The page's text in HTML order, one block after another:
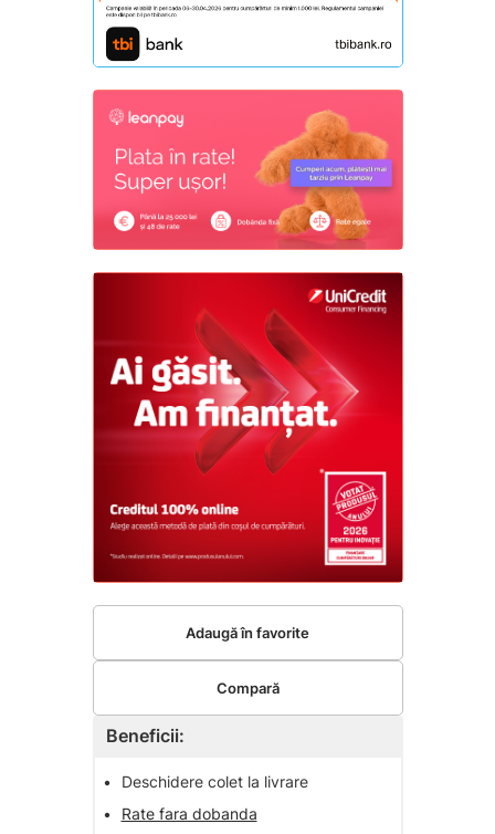
Beneficii:
•
Deschidere colet la livrare
•
Rate fara dobanda
Adaugă în favorite
Compară